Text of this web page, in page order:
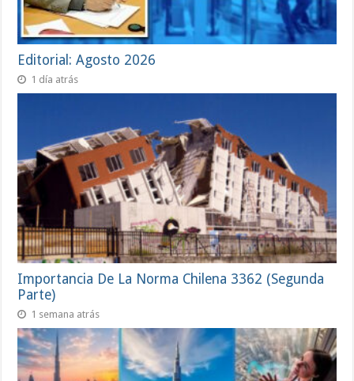
Editorial: Agosto 2026
1 día atrás
Importancia De La Norma Chilena 3362 (Segunda
Parte)
1 semana atrás